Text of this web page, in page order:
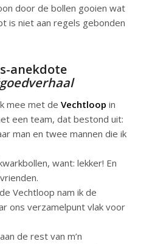
door de bollen gooien wat
is niet aan regels gebonden
anekdote
mee met de Vechtloop in
een team, dat bestond uit:
man en twee mannen die ik
want: lekker! En
Vechtloop nam ik de
ons verzamelpunt vlak voor
de rest van m’n